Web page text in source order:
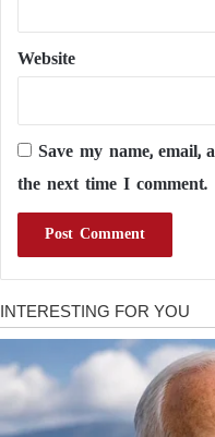
Website
Save my name, email,
the next time I comment.